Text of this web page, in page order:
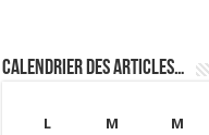
Calendrier des articles…
L
M M